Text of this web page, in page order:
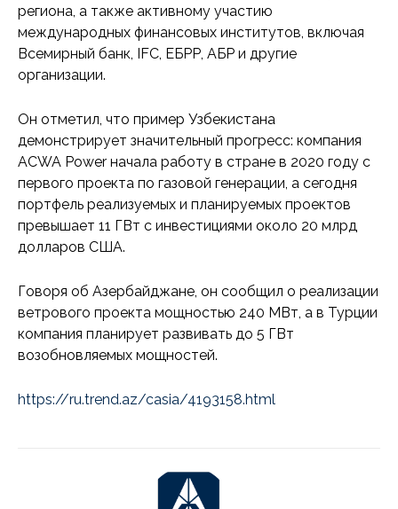
региона, а также активному участию
международных финансовых институтов, включая
Всемирный банк, IFC, ЕБРР, АБР и другие
организации.
Он отметил, что пример Узбекистана
демонстрирует значительный прогресс: компания
ACWA Power начала работу в стране в 2020 году с
первого проекта по газовой генерации, а сегодня
портфель реализуемых и планируемых проектов
превышает 11 ГВт с инвестициями около 20 млрд
долларов США.
Говоря об Азербайджане, он сообщил о реализации
ветрового проекта мощностью 240 МВт, а в Турции
компания планирует развивать до 5 ГВт
возобновляемых мощностей.
https://ru.trend.az/casia/4193158.html